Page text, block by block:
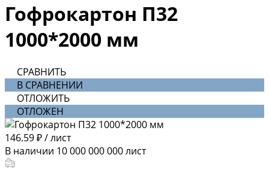
Гофрокартон П32
1000*2000 мм
СРАВНИТЬ
В СРАВНЕНИИ
ОТЛОЖИТЬ
ОТЛОЖЕН
146.59 ₽/лист
В наличии 10 000 000 000лист